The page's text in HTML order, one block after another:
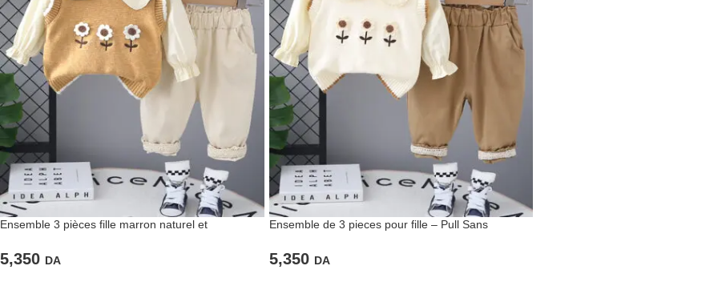
Ensemble 3 pièces fille marron naturel et
5,350 DA
Ensemble de 3 pieces pour fille – Pull Sans
5,350 DA